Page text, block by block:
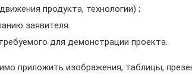
продукта, технологии) ;
заявителя.
для демонстрации проекта.
приложить изображения, таблицы,